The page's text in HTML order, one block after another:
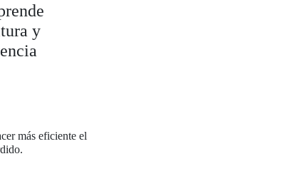
y
más eficiente el